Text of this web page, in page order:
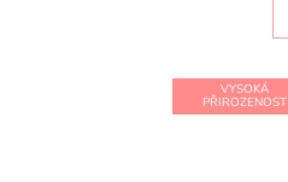
VYSOKÁ
PŘIROZENOST